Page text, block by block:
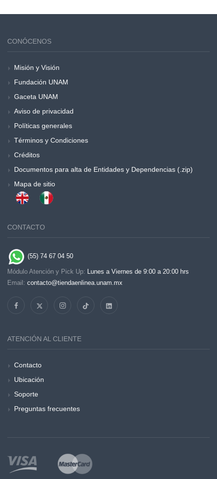
CONÓCENOS
Misión y Visión
Fundación UNAM
Gaceta UNAM
Aviso de privacidad
Políticas generales
Términos y Condiciones
Créditos
Documentos para alta de Entidades y Dependencias (.zip)
Mapa de sitio
CONTACTO
(55) 74 67 04 50
Módulo Atención y Pick Up: Lunes a Viernes de 9:00 a 20:00 hrs
Email: contacto@tiendaenlinea.unam.mx
ATENCIÓN AL CLIENTE
Contacto
Ubicación
Soporte
Preguntas frecuentes